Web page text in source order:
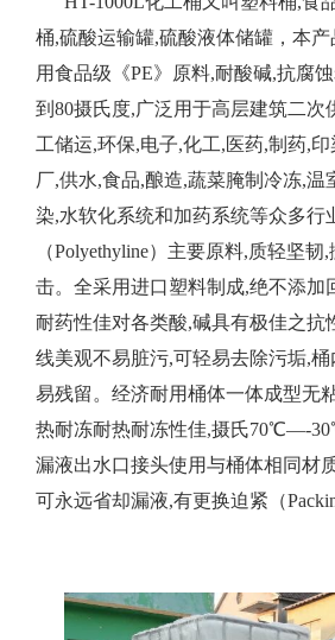
桶,硫酸运输罐,硫酸液体储罐，本
用食品级《PE》原料,耐酸碱,抗腐
到80摄氏度,广泛用于高层建筑二次
工储运,环保,电子,化工,医药,制药,
厂,供水,食品,酿造,蔬菜腌制冷冻,温
染,水软化系统和加药系统等众多行
（Polyethyline）主要原料,质轻坚
击。全采用进口塑料制成,绝不添加
耐药性佳对各类酸,碱具有极佳之抗
线美观不易脏污,可轻易去除污垢,
易残留。经济耐用桶体一体成型无
热耐冻耐热耐冻性佳,摄氏70℃—-
漏液出水口接头使用与桶体相同材
可永远省却漏液,有更换迫紧（